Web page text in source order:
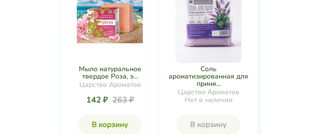
Мыло натуральное
твердое Роза, э...
Царство Ароматов
142 ₽ 263 ₽
В корзину
Соль
ароматизированная для
приня...
Царство Ароматов
Нет в наличии
В корзину